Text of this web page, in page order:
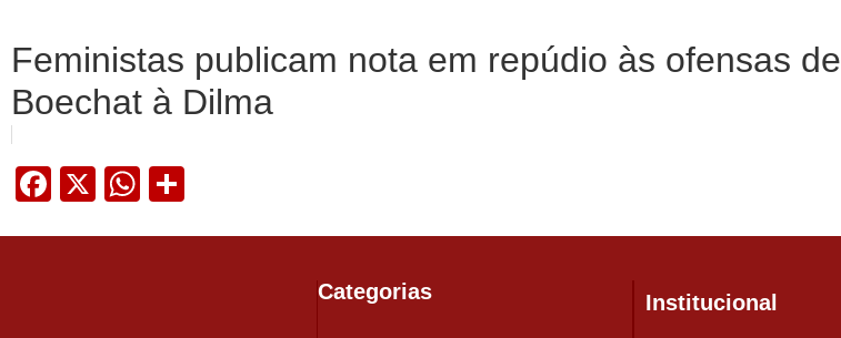
Feministas publicam nota em repúdio às ofensas de
Boechat à Dilma
Facebook
X WhatsApp
Categorias Institucional